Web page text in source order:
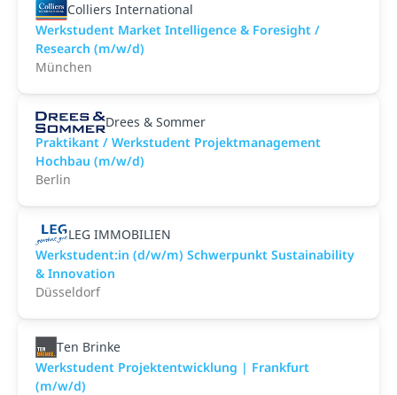
Colliers International
Werkstudent Market Intelligence & Foresight /
Research (m/w/d)
München
Drees & Sommer
Praktikant / Werkstudent Projektmanagement
Hochbau (m/w/d)
Berlin
LEG IMMOBILIEN
Werkstudent:in (d/w/m) Schwerpunkt Sustainability
& Innovation
Düsseldorf
Ten Brinke
Werkstudent Projektentwicklung | Frankfurt
(m/w/d)